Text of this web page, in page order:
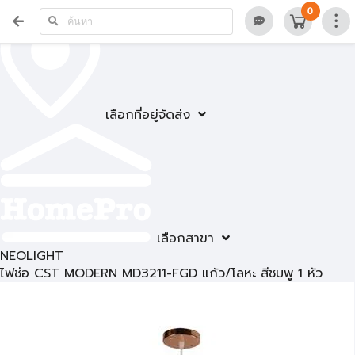
เลือกที่อยู่จัดส่ง
เลือกสาขา
0
NEOLIGHT
ไฟช่อ CST MODERN MD3211-FGD แก้ว/โลหะ สีชมพู 1 หัว